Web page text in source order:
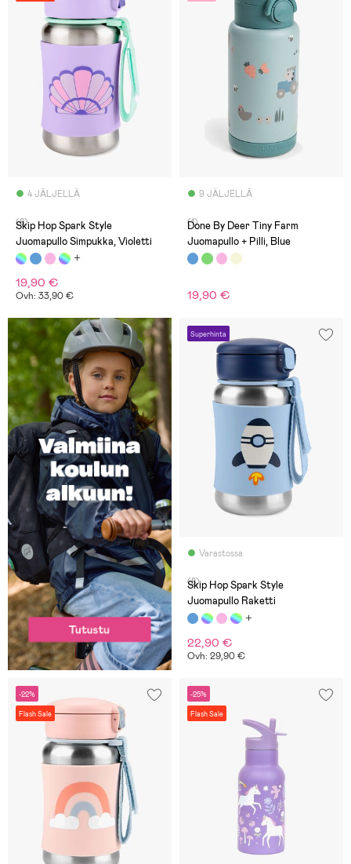
4 JÄLJELLÄ
(8)
Skip Hop Spark Style
Juomapullo Simpukka, Violetti
19,90 €
Ovh: 33,90 €
9 JÄLJELLÄ
(1)
Done By Deer Tiny Farm
Juomapullo + Pilli, Blue
19,90 €
Superhinta
Varastossa
(8)
Skip Hop Spark Style
Juomapullo Raketti
22,90 €
Ovh: 29,90 €
-22%
Flash Sale
-25%
Flash Sale